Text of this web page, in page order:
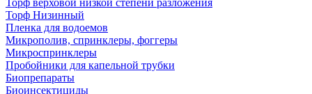
Торф верховой низкой степени разложения
Торф Низинный
Пленка для водоемов
Микрополив, спринклеры, фоггеры
Микроспринклеры
Пробойники для капельной трубки
Биопрепараты
Биоинсектициды